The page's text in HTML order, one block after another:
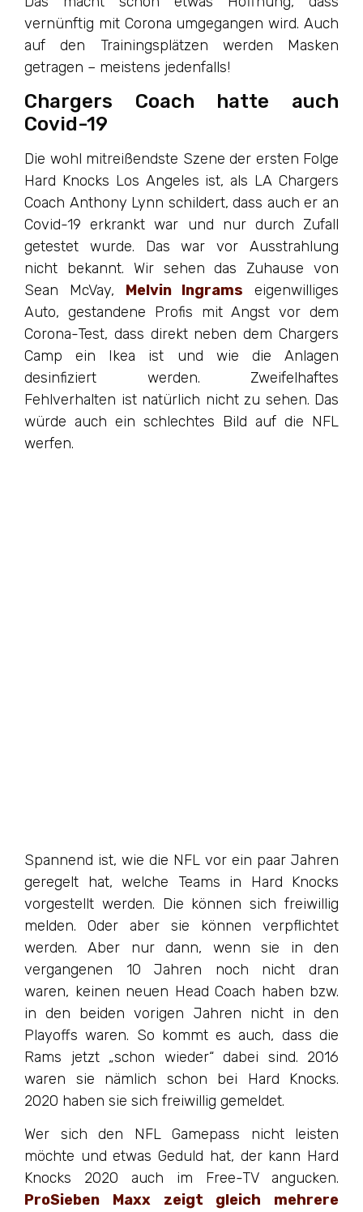
vernünftig mit Corona umgegangen wird. Auch
auf den Trainingsplätzen werden Masken
getragen – meistens jedenfalls!
Chargers Coach hatte auch
Covid-19
Die wohl mitreißendste Szene der ersten Folge
Hard Knocks Los Angeles ist, als LA Chargers
Coach Anthony Lynn schildert, dass auch er an
Covid-19 erkrankt war und nur durch Zufall
getestet wurde. Das war vor Ausstrahlung
nicht bekannt. Wir sehen das Zuhause von
Sean McVay, Melvin Ingrams eigenwilliges
Auto, gestandene Profis mit Angst vor dem
Corona-Test, dass direkt neben dem Chargers
Camp ein Ikea ist und wie die Anlagen
desinfiziert werden. Zweifelhaftes
Fehlverhalten ist natürlich nicht zu sehen. Das
würde auch ein schlechtes Bild auf die NFL
werfen.
Spannend ist, wie die NFL vor ein paar Jahren
geregelt hat, welche Teams in Hard Knocks
vorgestellt werden. Die können sich freiwillig
melden. Oder aber sie können verpflichtet
werden. Aber nur dann, wenn sie in den
vergangenen 10 Jahren noch nicht dran
waren, keinen neuen Head Coach haben bzw.
in den beiden vorigen Jahren nicht in den
Playoffs waren. So kommt es auch, dass die
Rams jetzt „schon wieder“ dabei sind. 2016
waren sie nämlich schon bei Hard Knocks.
2020 haben sie sich freiwillig gemeldet.
Wer sich den NFL Gamepass nicht leisten
möchte und etwas Geduld hat, der kann Hard
Knocks 2020 auch im Free-TV angucken.
ProSieben Maxx zeigt gleich mehrere